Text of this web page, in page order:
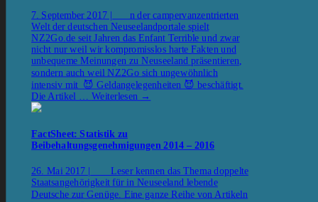
7. September 2017 | n der campervanzentrierten
Welt der deutschen Neuseelandportale spielt
NZ2Go.de seit Jahren das Enfant Terrible und zwar
nicht nur weil wir kompromisslos harte Fakten und
unbequeme Meinungen zu Neuseeland präsentieren,
sondern auch weil NZ2Go sich ungewöhnlich
intensiv mit 😈 Geldangelegenheiten 😈 beschäftigt.
Die Artikel … Weiterlesen →
FactSheet: Statistik zu
Beibehaltungsgenehmigungen 2014 – 2016
26. Mai 2017 | Leser kennen das Thema doppelte
Staatsangehörigkeit für in Neuseeland lebende
Deutsche zur Genüge. Eine ganze Reihe von Artikeln